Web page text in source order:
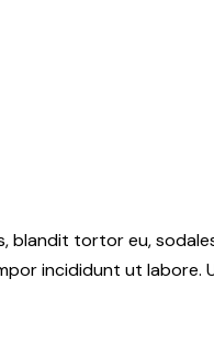
blandit tortor eu,
incididunt ut